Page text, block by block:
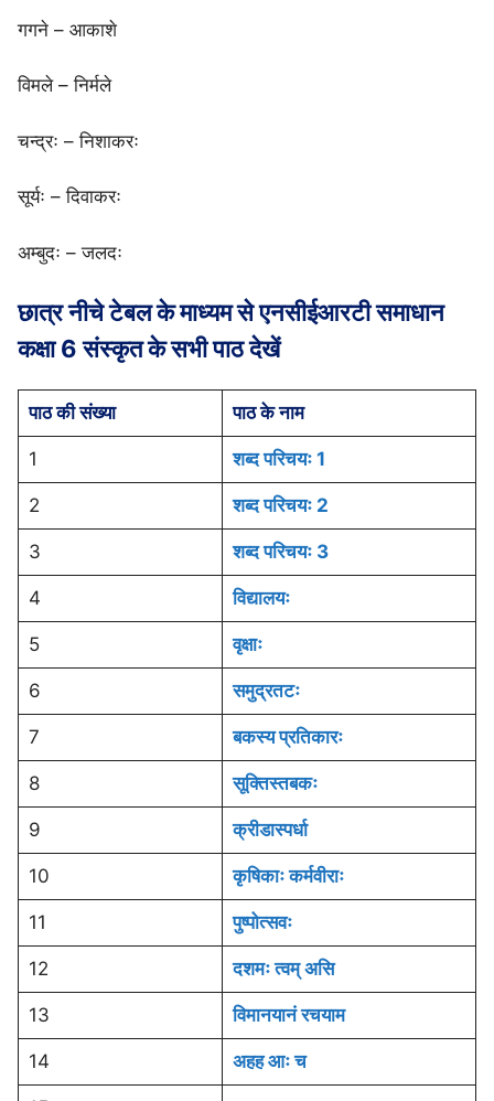
गगने – आकाशे
विमले – निर्मले
चन्द्रः – निशाकरः
सूर्यः – दिवाकरः
अम्बुदः – जलदः
छात्र नीचे टेबल के माध्यम से एनसीईआरटी समाधान
कक्षा 6 संस्कृत के सभी पाठ देखें
पाठ की संख्या पाठ के नाम
1 शब्द परिचयः 1
2 शब्द परिचयः 2
3 शब्द परिचयः 3
4 विद्यालयः
5 वृक्षाः
6 समुद्रतटः
7 बकस्य प्रतिकारः
8 सूक्तिस्तबकः
9 क्रीडास्पर्धा
10 कृषिकाः कर्मवीराः
11 पुष्पोत्सवः
12 दशमः त्वम् असि
13 विमानयानं रचयाम
14 अहह आः च